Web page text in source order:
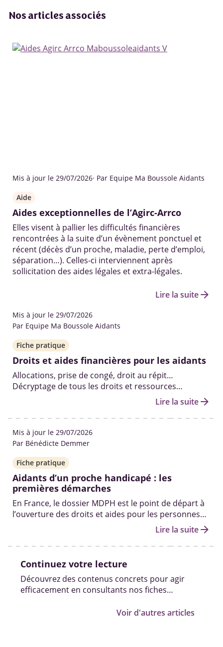
Nos articles associés
Mis à jour le 29/07/2026· Par Equipe Ma Boussole Aidants
Aide
Aides exceptionnelles de l’Agirc-Arrco
Elles visent à pallier les difficultés financières
rencontrées à la suite d’un évènement ponctuel et
récent (décès d’un proche, maladie, perte d’emploi,
séparation…). Celles-ci interviennent après
sollicitation des aides légales et extra-légales.
Lire la suitearrow_forward
Mis à jour le 29/07/2026
Par Equipe Ma Boussole Aidants
Fiche pratique
Droits et aides financières pour les aidants
Allocations, prise de congé, droit au répit…
Décryptage de tous les droits et ressources
existants pour aider les aidants à prendre soin de
leur proche âgé, malade ou handicapé, dans les
meilleures conditions.
Lire la suitearrow_forward
Mis à jour le 29/07/2026
Par Bénédicte Demmer
Fiche pratique
Aidants d’un proche handicapé : les
premières démarches
En France, le dossier MDPH est le point de départ à
l’ouverture des droits et aides pour les personnes
en situation de handicap. Qui peut vous aider à le
remplir ? Quelles sont les autres démarches pour
obtenir des solutions ? On fait le point.
Lire la suitearrow_forward
Continuez votre lecture
Découvrez des contenus concrets pour agir
efficacement en consultants nos fiches
Voir d'autres articles